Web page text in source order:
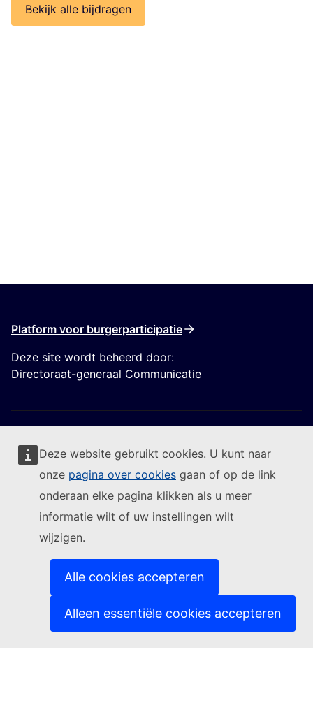
Deze website gebruikt cookies. U kunt naar
onze pagina over cookies gaan of op de link
onderaan elke pagina klikken als u meer
informatie wilt of uw instellingen wilt
wijzigen.
Alle cookies accepteren
Alleen essentiële cookies accepteren
Bekijk alle bijdragen
Platform voor burgerparticipatie
Deze site wordt beheerd door:
Directoraat-generaal Communicatie
Volg de Europese Commissie
Contact(Externe link)
Een IT-kwetsbaarheid melden
Talen op onze websites(Externe link)
(Externe link)
Privacybeleid
Juridische mededeling
(Externe link)